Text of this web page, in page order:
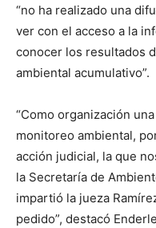
“no ha realizado una
ver con el acceso a la
conocer los resultados
ambiental acumulativo”.
“Como organización
monitoreo ambiental,
acción judicial, la que
la Secretaría de
impartió la jueza
pedido”, destacó